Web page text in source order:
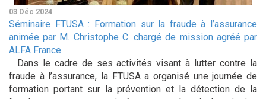
03 Déc 2024
Séminaire FTUSA : Formation sur la fraude à l’assurance
animée par M. Christophe C. chargé de mission agréé par
ALFA France
Dans le cadre de ses activités visant à lutter contre la
fraude à l’assurance, la FTUSA a organisé une journée de
formation portant sur la prévention et la détection de la